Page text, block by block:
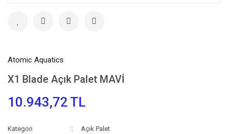
Atomic Aquatics
X1 Blade Açık Palet MAVİ
10.943,72 TL
Kategori Açık Palet